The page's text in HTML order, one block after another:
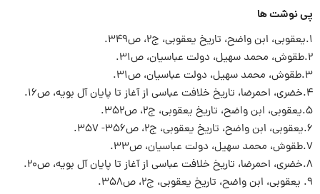
پی نوشت ها
۱.یعقوبی، ابن واضح، تاریخ یعقوبی، ج۲، ص۳۴۹.
۲.طقوش، محمد سهیل، دولت عباسیان، ص۳۱.
۳.طقوش، محمد سهیل، دولت عباسیان، ص۳۱.
۴.خضری، احمرضا، تاریخ خلافت عباسی از آغاز تا پایان آل بویه، ص۱۶.
۵.یعقوبی، ابن واضح، تاریخ یعقوبی، ج۲، ص۳۵۲.
۶.یعقوبی، ابن واضح، تاریخ یعقوبی، ج۲، ص۳۵۶- ۳۵۷.
۷.طقوش، محمد سهیل، دولت عباسیان، ص۳۳.
۸.خضری، احمرضا، تاریخ خلافت عباسی از آغاز تا پایان آل بویه، ص۲۰.
۹. یعقوبی، ابن واضح، تاریخ یعقوبی، ج۲، ص۳۵۸.